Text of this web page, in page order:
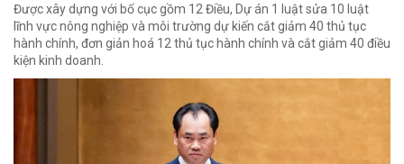
Được xây dựng với bố cục gồm 12 Điều, Dự án 1 luật sửa 10 luật
lĩnh vực nông nghiệp và môi trường dự kiến cắt giảm 40 thủ tục
hành chính, đơn giản hoá 12 thủ tục hành chính và cắt giảm 40 điều
kiện kinh doanh.